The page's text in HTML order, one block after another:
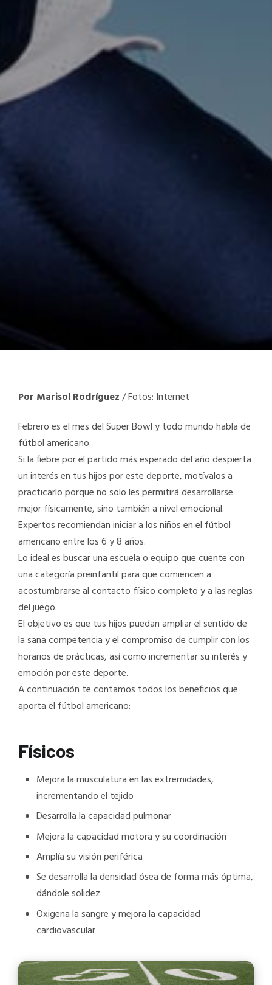
Por Marisol Rodríguez/ Fotos: Internet
Febrero es el mes del Super Bowl y todo mundo habla de
fútbol americano.
Si la fiebre por el partido más esperado del año despierta
un interés en tus hijos por este deporte, motívalos a
practicarlo porque no solo les permitirá desarrollarse
mejor físicamente, sino también a nivel emocional.
Expertos recomiendan iniciar a los niños en el fútbol
americano entre los 6 y 8 años.
Lo ideal es buscar una escuela o equipo que cuente con
una categoría preinfantil para que comiencen a
acostumbrarse al contacto físico completo y a las reglas
del juego.
El objetivo es que tus hijos puedan ampliar el sentido de
la sana competencia y el compromiso de cumplir con los
horarios de prácticas, así como incrementar su interés y
emoción por este deporte.
A continuación te contamos todos los beneficios que
aporta el fútbol americano:
Físicos
Mejora la musculatura en las extremidades,
incrementando el tejido
Desarrolla la capacidad pulmonar
Mejora la capacidad motora y su coordinación
Amplía su visión periférica
Se desarrolla la densidad ósea de forma más óptima,
dándole solidez
Oxigena la sangre y mejora la capacidad
cardiovascular